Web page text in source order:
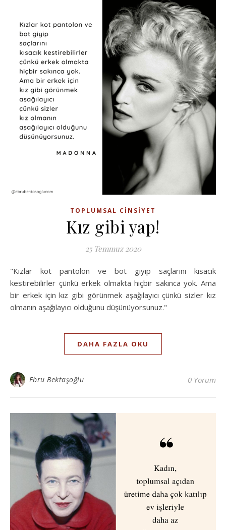
TOPLUMSAL CINSIYET
Kız gibi yap!
25 Temmuz 2020
"Kızlar kot pantolon ve bot giyip saçlarını kısacık
kestirebilirler çünkü erkek olmakta hiçbir sakınca yok. Ama
bir erkek için kız gibi görünmek aşağılayıcı çünkü sizler kız
olmanın aşağılayıcı olduğunu düşünüyorsunuz."
DAHA FAZLA OKU
Ebru Bektaşoğlu 0 Yorum